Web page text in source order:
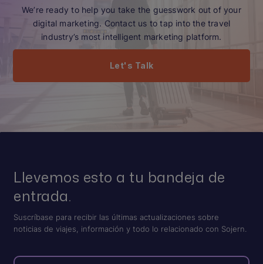
We’re ready to help you take the guesswork out of your
digital marketing. Contact us to tap into the travel
industry’s most intelligent marketing platform.
Let's Talk
Llevemos esto a tu bandeja de
entrada.
Suscríbase para recibir las últimas actualizaciones sobre
noticias de viajes, información y todo lo relacionado con Sojern.